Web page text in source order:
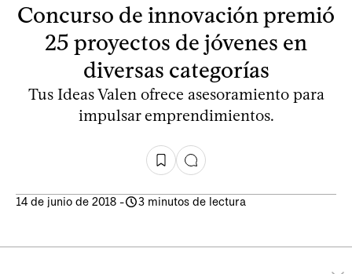
Concurso de innovación premió
25 proyectos de jóvenes en
diversas categorías
Tus Ideas Valen ofrece asesoramiento para
impulsar emprendimientos.
14 de junio de 2018 - 3 minutos de lectura